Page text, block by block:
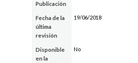
Publicación
Fecha de la
última
revisión
19/06/2018
Disponible
en la
No